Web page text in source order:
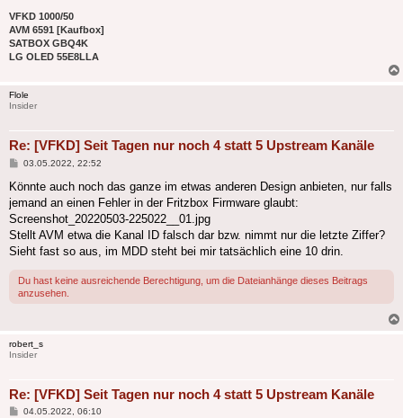
VFKD 1000/50
AVM 6591 [Kaufbox]
SATBOX GBQ4K
LG OLED 55E8LLA
Flole
Insider
Re: [VFKD] Seit Tagen nur noch 4 statt 5 Upstream Kanäle
Beitrag
03.05.2022, 22:52
Könnte auch noch das ganze im etwas anderen Design anbieten, nur falls
jemand an einen Fehler in der Fritzbox Firmware glaubt:
Screenshot_20220503-225022__01.jpg
Stellt AVM etwa die Kanal ID falsch dar bzw. nimmt nur die letzte Ziffer?
Sieht fast so aus, im MDD steht bei mir tatsächlich eine 10 drin.
Du hast keine ausreichende Berechtigung, um die Dateianhänge dieses Beitrags
anzusehen.
robert_s
Insider
Re: [VFKD] Seit Tagen nur noch 4 statt 5 Upstream Kanäle
Beitrag
04.05.2022, 06:10